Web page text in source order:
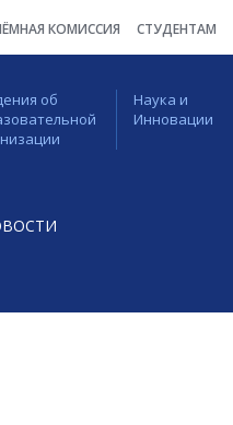
КОМИССИЯ СТУДЕНТАМ
об
Наука и
Инновации